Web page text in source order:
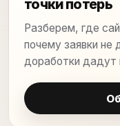
точки потерь
Разберем, где
почему заявки
доработки дадут